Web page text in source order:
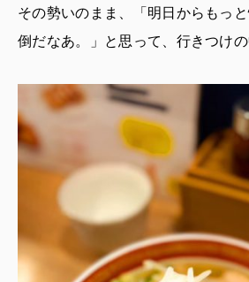
その勢いのまま、「明日からもっ
倒だなあ。」と思って、行きつけの